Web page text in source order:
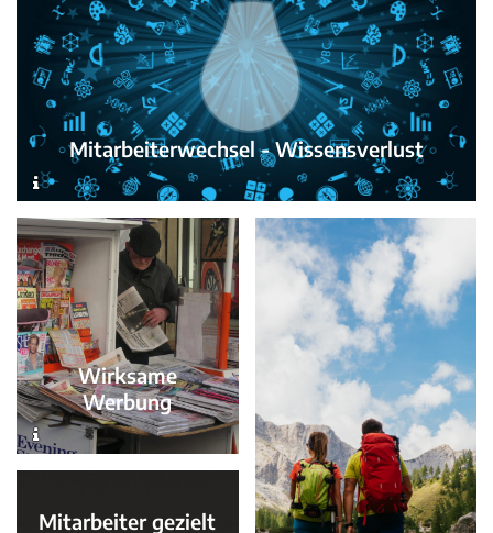
Mitarbeiterwechsel - Wissensverlust
Wirksame
Werbung
Mitarbeiter gezielt